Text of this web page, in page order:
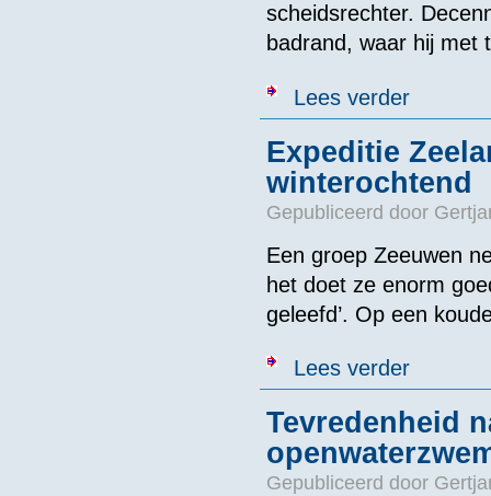
scheidsrechter.
badrand, waar hij met
Lees verderover In
Expeditie
winterochtend
Gepubliceerd door
Een groep Zeeuwen
het doet ze enorm
geleefd’. Op een
Lees verderover
Tevredenheid
Gepubliceerd door